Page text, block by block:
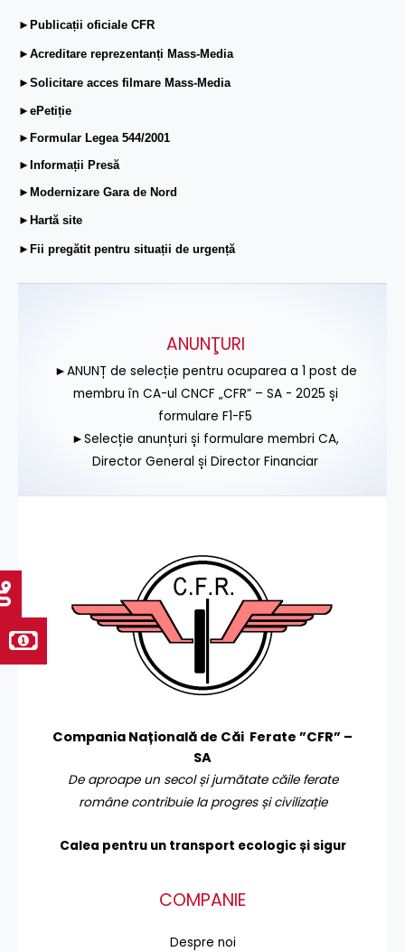
►Publicații oficiale CFR
►Acreditare reprezentanți Mass-Media
►Solicitare acces filmare Mass-Media
►ePetiție
►Formular Legea 544/2001
►Informații Presă
►Modernizare Gara de Nord
►Hartă site
►Fii pregătit pentru situații de urgență
ANUNŢURI
►ANUNȚ de selecție pentru ocuparea a 1 post de
membru în CA-ul CNCF „CFR” – SA - 2025 și
formulare F1-F5
►Selecție anunțuri și formulare membri CA,
Director General și Director Financiar
Compania Națională de Căi Ferate ”CFR” –
SA
De aproape un secol și jumătate căile ferate
române contribuie la progres și civilizație
Calea pentru un transport ecologic și sigur
COMPANIE
Despre noi